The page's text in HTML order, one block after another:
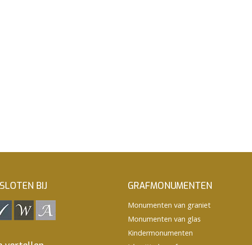
BIJ GRAFMONUMENTEN
Monumenten van graniet
Monumenten van glas
Kindermonumenten